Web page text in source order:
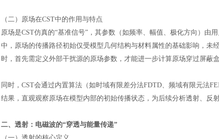
（二）原场在CST中的作用与特点
原场是CST仿真的“基准信号”，其参数（如频率、幅值、极化方向）由
中，原场的传播路径初始仅受模型几何结构与材料属性的基础影响，
时，首先需定义外部干扰源的原场参数，才能进一步计算原场穿过屏蔽
同时， CST会通过内置算法（如时域有限差分法FDTD、频域有限元法
结果，直观观察原场在模型内部的初始传播状态，为后续分析透射、反
二、透射：电磁波的“穿透与能量传递”